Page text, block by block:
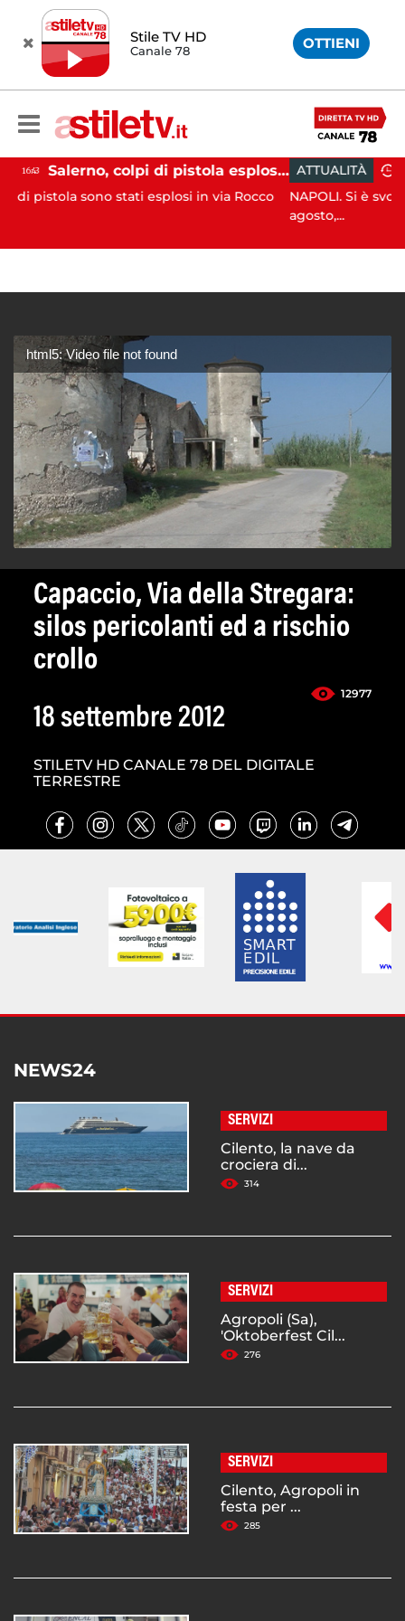
Stile TV HD
Canale 78 OTTIENI
Salerno, colpi di pistola esplosi a Pastena: paura tra i residenti
stati esplosi in via Rocco
ATTUALITÀ 15:42
NAPOLI. Si è svolto nel
html5: Video file not found
Capaccio, Via della Stregara:
silos pericolanti ed a rischio
crollo
12977
18 settembre 2012
STILETV HD CANALE 78 DEL DIGITALE
TERRESTRE
NEWS24
SERVIZI
Cilento, la nave da
crociera di...
314
SERVIZI
Agropoli (Sa),
'Oktoberfest Cil...
276
SERVIZI
Cilento, Agropoli in
festa per ...
285